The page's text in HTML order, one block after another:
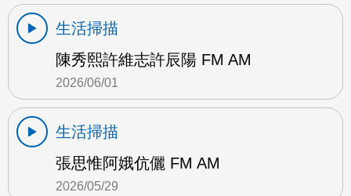
生活掃描
陳秀熙許維志許辰陽 FM AM
2026/06/01
生活掃描
張思惟阿娥伉儷 FM AM
2026/05/29